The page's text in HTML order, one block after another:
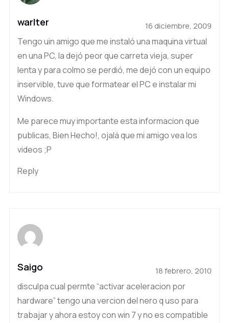
warlter 16 diciembre, 2009
Tengo uin amigo que me instaló una maquina virtual
en una PC, la dejó peor que carreta vieja, super
lenta y para colmo se perdió, me dejó con un equipo
inservible, tuve que formatear el PC e instalar mi
Windows.
Me parece muy importante esta informacion que
publicas, Bien Hecho!, ojalá que mi amigo vea los
videos ;P
Reply
Saigo 18 febrero, 2010
disculpa cual permte “activar aceleracion por
hardware” tengo una vercion del nero q uso para
trabajar y ahora estoy con win 7 y no es compatible